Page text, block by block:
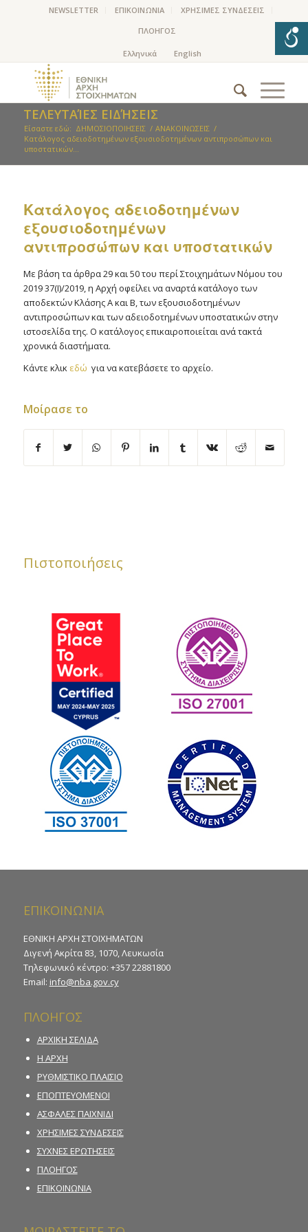
NEWSLETTER ΕΠΙΚΟΙΝΩΝΙΑ
ΧΡΗΣΙΜΕΣ ΣΥΝΔΕΣΕΙΣ
ΠΛΟΗΓΟΣ
ΤΕΛΕΥΤΑΊΕΣ ΕΙΔΉΣΕΙΣ
Είσαστε εδώ: ΔΗΜΟΣΙΟΠΟΙΗΣΕΙΣ / ΑΝΑΚΟΙΝΩΣΕΙΣ /
Kατάλογος αδειοδοτημένων εξουσιοδοτημένων αντιπροσώπων και
υποστατικών...
Kατάλογος αδειοδοτημένων
εξουσιοδοτημένων
αντιπροσώπων και υποστατικών
Με βάση τα άρθρα 29 και 50 του περί Στοιχημάτων Νόμου του
2019 37(Ι)/2019, η Αρχή οφείλει να αναρτά κατάλογο των
αποδεκτών Κλάσης Α και Β, των εξουσιοδοτημένων
αντιπροσώπων και των αδειοδοτημένων υποστατικών στην
ιστοσελίδα της. Ο κατάλογος επικαιροποιείται ανά τακτά
χρονικά διαστήματα.
Κάντε κλικ εδώ για να κατεβάσετε το αρχείο.
Μοίρασε το
Πιστοποιήσεις
ΕΠΙΚΟΙΝΩΝΙΑ
ΕΘΝΙΚΗ ΑΡΧΗ ΣΤΟΙΧΗΜΑΤΩΝ
Διγενή Ακρίτα 83, 1070, Λευκωσία
Τηλεφωνικό κέντρο: +357 22881800
Email: info@nba.gov.cy
ΠΛΟΗΓΟΣ
ΑΡΧΙΚΗ ΣΕΛΙΔΑ
Η ΑΡΧΗ
ΡΥΘΜΙΣΤΙΚΟ ΠΛΑΙΣΙΟ
ΕΠΟΠΤΕΥΟΜΕΝΟΙ
ΑΣΦΑΛΕΣ ΠΑΙΧΝΙΔΙ
ΧΡΗΣΙΜΕΣ ΣΥΝΔΕΣΕΙΣ
ΣΥΧΝΕΣ ΕΡΩΤΗΣΕΙΣ
ΠΛΟΗΓΟΣ
ΕΠΙΚΟΙΝΩΝΙΑ